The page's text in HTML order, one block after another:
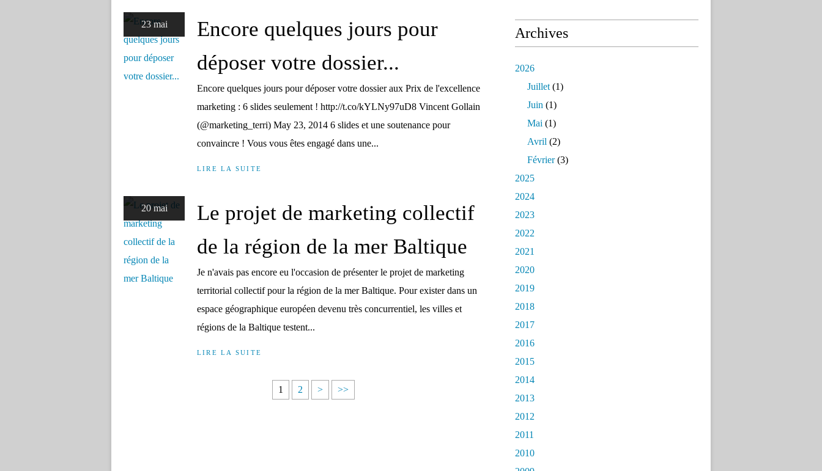
23 mai
Encore quelques jours pour
déposer votre dossier...
Encore quelques jours pour déposer votre dossier aux Prix de l'excellence
marketing : 6 slides seulement ! http://t.co/kYLNy97uD8 Vincent Gollain
(@marketing_terri) May 23, 2014 6 slides et une soutenance pour
convaincre ! Vous vous êtes engagé dans une...
LIRE LA SUITE
20 mai
Le projet de marketing collectif
de la région de la mer Baltique
Je n'avais pas encore eu l'occasion de présenter le projet de marketing
territorial collectif pour la région de la mer Baltique. Pour exister dans un
espace géographique européen devenu très concurrentiel, les villes et
régions de la Baltique testent...
LIRE LA SUITE
1 2 > >>
Archives
2026
Juillet (1)
Juin (1)
Mai (1)
Avril (2)
Février(3)
2025
2024
2023
2022
2021
2020
2019
2018
2017
2016
2015
2014
2013
2012
2011
2010